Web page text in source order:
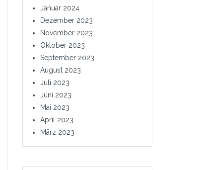
Januar 2024
Dezember 2023
November 2023
Oktober 2023
September 2023
August 2023
Juli 2023
Juni 2023
Mai 2023
April 2023
März 2023